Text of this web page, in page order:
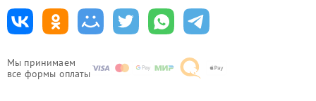
Мы принимаем
все формы оплаты